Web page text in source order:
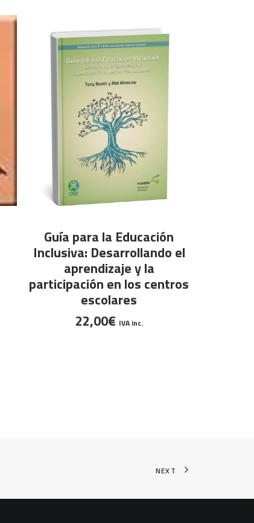
AÑADIR AL CARRITO
Guía para la Educación
Inclusiva: Desarrollando el
aprendizaje y la
participación en los centros
escolares
22,00€ IVA inc.
NEXT